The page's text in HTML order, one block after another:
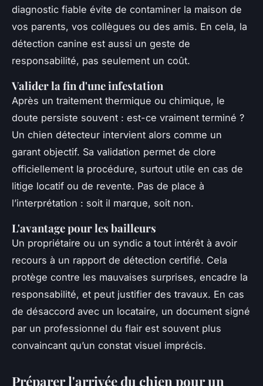
diagnostic fiable évite de contaminer la maison de
vos parents, vos collègues ou des amis. En cela, la
détection canine est aussi un geste de
responsabilité, pas seulement un coût.
Valider la fin d'une infestation
Après un traitement thermique ou chimique, le
doute persiste souvent : est-ce vraiment terminé ?
Un chien détecteur intervient alors comme un
garant objectif. Sa validation permet de clore
officiellement la procédure, surtout utile en cas de
litige locatif ou de revente. Pas de place à
l’interprétation : soit il marque, soit non.
L'avantage pour les bailleurs
Un propriétaire ou un syndic a tout intérêt à avoir
recours à un rapport de détection certifié. Cela
protège contre les mauvaises surprises, encadre la
responsabilité, et peut justifier des travaux. En cas
de désaccord avec un locataire, un document signé
par un professionnel du flair est souvent plus
convaincant qu’un constat visuel imprécis.
Préparer l'arrivée du chien pour un